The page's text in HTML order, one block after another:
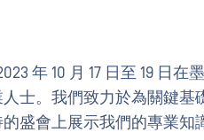
年 10 月 17 日至 19 日
士。我們致力於為關鍵
盛會上展示我們的專業知